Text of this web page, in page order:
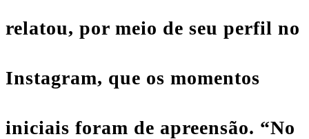
relatou, por meio de seu perfil no
Instagram, que os momentos
iniciais foram de apreensão. “No